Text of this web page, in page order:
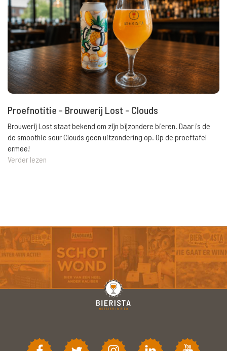
Proefnotitie - Brouwerij Lost - Clouds
Brouwerij Lost staat bekend om zijn bijzondere bieren. Daar is de
de smoothie sour Clouds geen uitzondering op. Op de proeftafel
ermee!
Verder lezen